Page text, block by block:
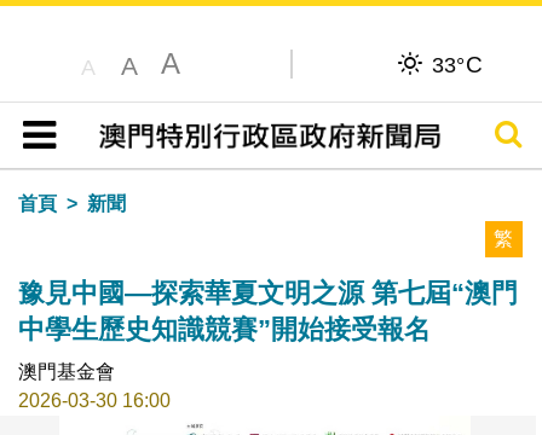
A A A 33°C
目錄
搜尋
首頁
新聞
繁
豫見中國—探索華夏文明之源 第七屆“澳門
中學生歷史知識競賽”開始接受報名
澳門基金會
2026-03-30 16:00